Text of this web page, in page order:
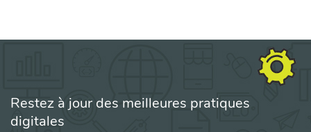
Restez à jour des meilleures pratiques
digitales